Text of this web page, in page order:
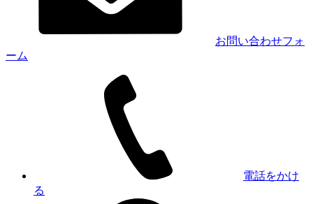
お問い合わせフォ
ーム
電話をかけ
る